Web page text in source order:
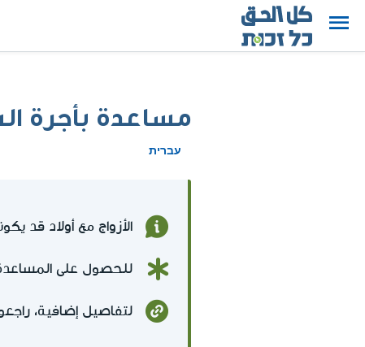
مساعدة بأجرة
עברית
الأزواج مع أولاد قد
للحصول على
لتفاصيل إضافية،